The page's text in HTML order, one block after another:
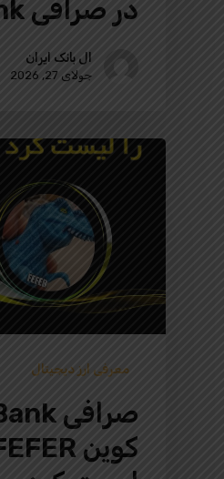
در صرافی LBank
ال بانک ایران
جولای 27, 2026
معرفی ارز دیجیتال